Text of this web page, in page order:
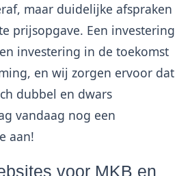
maar duidelijke afspraken
prijsopgave. Een investering
investering in de toekomst
en wij zorgen ervoor dat
dubbel en dwars
vandaag nog een
aan!
voor MKB en